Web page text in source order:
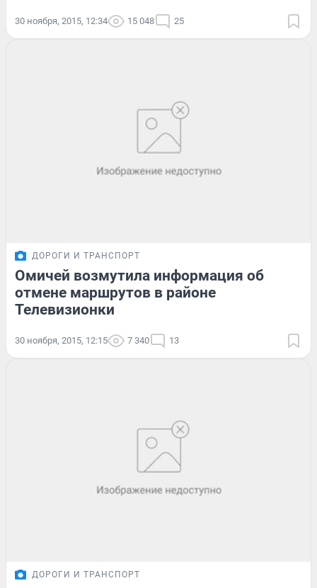
30 ноября, 2015, 12:34 15 048 25
ДОРОГИ И ТРАНСПОРТ
Омичей возмутила информация об
отмене маршрутов в районе
Телевизионки
30 ноября, 2015, 12:15 7 340 13
ДОРОГИ И ТРАНСПОРТ